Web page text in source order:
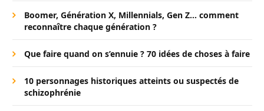
Boomer, Génération X, Millennials, Gen Z… comment
reconnaître chaque génération ?
Que faire quand on s’ennuie ? 70 idées de choses à faire
10 personnages historiques atteints ou suspectés de
schizophrénie